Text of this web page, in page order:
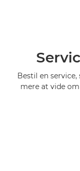
Bestil en
mere at vide